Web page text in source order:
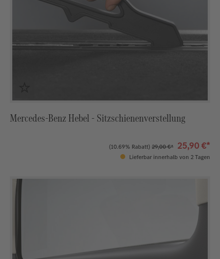
Mercedes-Benz Hebel - Sitzschienenverstellung
(10.69% Rabatt) 29,00 €* 25,90 €*
Lieferbar innerhalb von 2 Tagen